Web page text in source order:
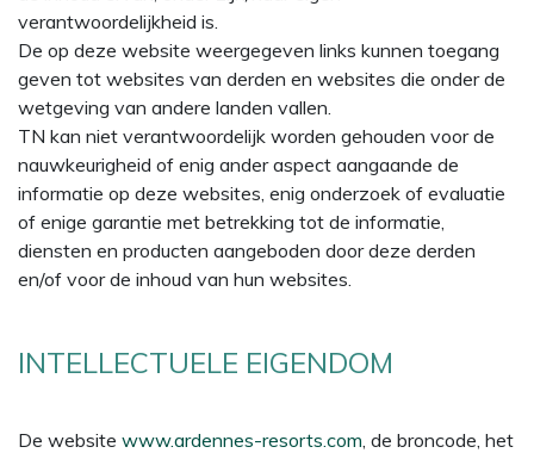
verantwoordelijkheid is.
De op deze website weergegeven links kunnen toegang
geven tot websites van derden en websites die onder de
wetgeving van andere landen vallen.
TN kan niet verantwoordelijk worden gehouden voor de
nauwkeurigheid of enig ander aspect aangaande de
informatie op deze websites, enig onderzoek of evaluatie
of enige garantie met betrekking tot de informatie,
diensten en producten aangeboden door deze derden
en/of voor de inhoud van hun websites.
INTELLECTUELE EIGENDOM
De website www.ardennes-resorts.com, de broncode, het